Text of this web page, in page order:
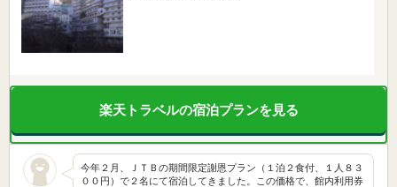
楽天トラベルの宿泊プランを見る
今年２月、ＪＴＢの期間限定謝恩プラン（１泊２食付、１人８３
００円）で２名にて宿泊してきました。この価格で、館内利用券